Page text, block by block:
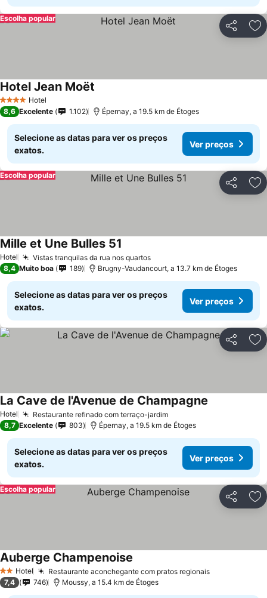
Partilhar
Escolha popular
4 EstrelasHotel
Hotel Jean Moët
8,6 Excelente 1.102 Épernay, a 19.5 km de Étoges
Selecione as datas para ver os preços
exatos.
Ver preços
Partilhar
Escolha popular
Hotel Vistas tranquilas da rua nos quartos
Mille et Une Bulles 51
8,4 Muito boa 189 Brugny-Vaudancourt, a 13.7 km de Étoges
Selecione as datas para ver os preços
exatos.
Ver preços
Partilhar
Hotel Restaurante refinado com terraço-jardim
La Cave de l'Avenue de Champagne
8,7 Excelente 803 Épernay, a 19.5 km de Étoges
Selecione as datas para ver os preços
exatos.
Ver preços
Partilhar
Escolha popular
2 Estrelas
Hotel Restaurante aconchegante com pratos regionais
Auberge Champenoise
7,4 746 Moussy, a 15.4 km de Étoges